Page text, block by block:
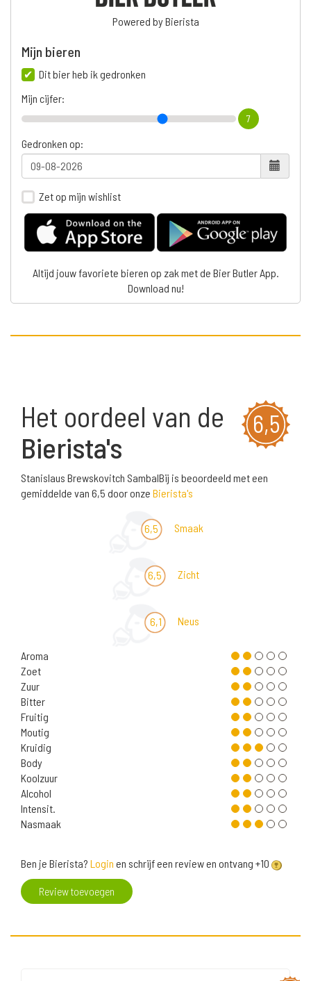
Powered by Bierista
Mijn bieren
Dit bier heb ik gedronken
Mijn cijfer:
7
Gedronken op:
Zet op mijn wishlist
Altijd jouw favoriete bieren op zak met de Bier Butler App.
Download nu!
6,5
Het oordeel van de
Bierista's
Stanislaus Brewskovitch SambalBij is beoordeeld met een
gemiddelde van 6,5 door onze Bierista's
6,5 Smaak
6,5 Zicht
6,1 Neus
Aroma
Zoet
Zuur
Bitter
Fruitig
Moutig
Kruidig
Body
Koolzuur
Alcohol
Intensit.
Nasmaak
Ben je Bierista? Login en schrijf een review en ontvang +10
Review toevoegen